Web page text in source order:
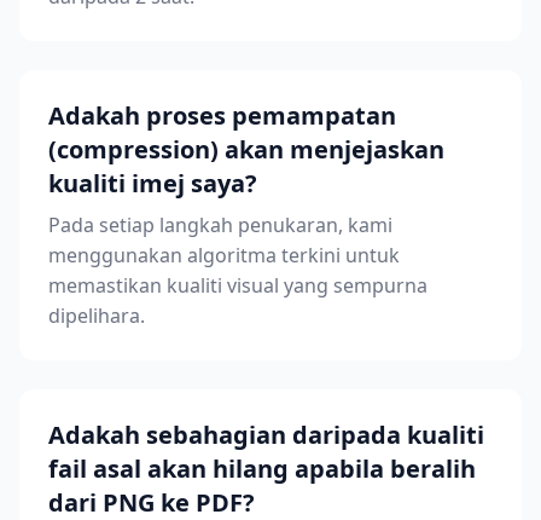
Adakah proses pemampatan
(compression) akan menjejaskan
kualiti imej saya?
Pada setiap langkah penukaran, kami
menggunakan algoritma terkini untuk
memastikan kualiti visual yang sempurna
dipelihara.
Adakah sebahagian daripada kualiti
fail asal akan hilang apabila beralih
dari PNG ke PDF?